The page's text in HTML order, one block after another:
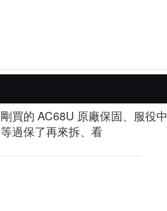
剛買的 AC68U 原廠保固、服役
等過保了再來拆、看